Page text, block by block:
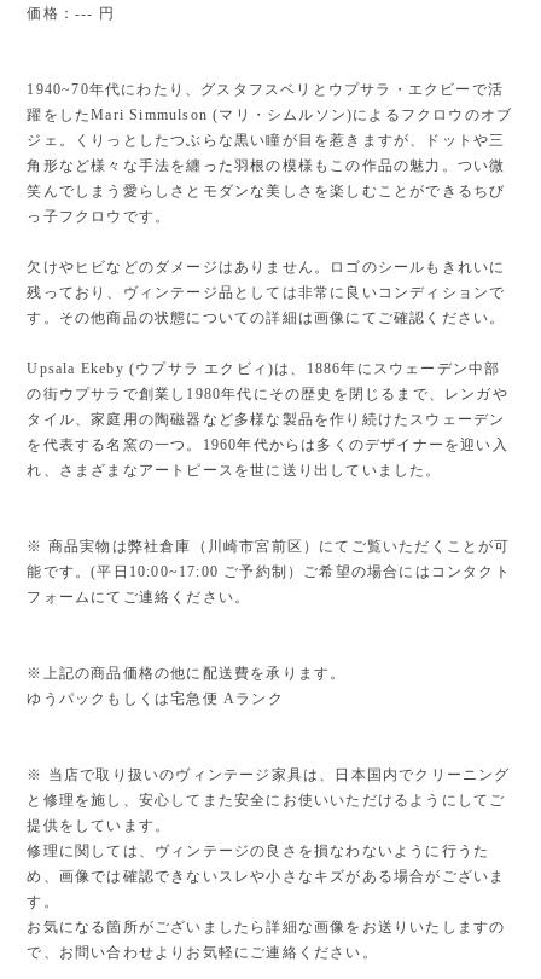
価格：--- 円
1940~70年代にわたり、グスタフスベリとウプサラ・エクビーで活
躍をしたMari Simmulson (マリ・シムルソン)によるフクロウのオブ
ジェ。くりっとしたつぶらな黒い瞳が目を惹きますが、ドットや三
角形など様々な手法を纏った羽根の模様もこの作品の魅力。つい微
笑んでしまう愛らしさとモダンな美しさを楽しむことができるちび
っ子フクロウです。
欠けやヒビなどのダメージはありません。ロゴのシールもきれいに
残っており、ヴィンテージ品としては非常に良いコンディションで
す。その他商品の状態についての詳細は画像にてご確認ください。
Upsala Ekeby (ウプサラ エクビィ)は、1886年にスウェーデン中部
の街ウプサラで創業し1980年代にその歴史を閉じるまで、レンガや
タイル、家庭用の陶磁器など多様な製品を作り続けたスウェーデン
を代表する名窯の一つ。1960年代からは多くのデザイナーを迎い入
れ、さまざまなアートピースを世に送り出していました。
※ 商品実物は弊社倉庫（川崎市宮前区）にてご覧いただくことが可
能です。(平日10:00~17:00 ご予約制）ご希望の場合にはコンタクト
フォームにてご連絡ください。
※上記の商品価格の他に配送費を承ります。
ゆうパックもしくは宅急便 Aランク
※ 当店で取り扱いのヴィンテージ家具は、日本国内でクリーニング
と修理を施し、安心してまた安全にお使いいただけるようにしてご
提供をしています。
修理に関しては、ヴィンテージの良さを損なわないように行うた
め、画像では確認できないスレや小さなキズがある場合がございま
す。
お気になる箇所がございましたら詳細な画像をお送りいたしますの
で、お問い合わせよりお気軽にご連絡ください。